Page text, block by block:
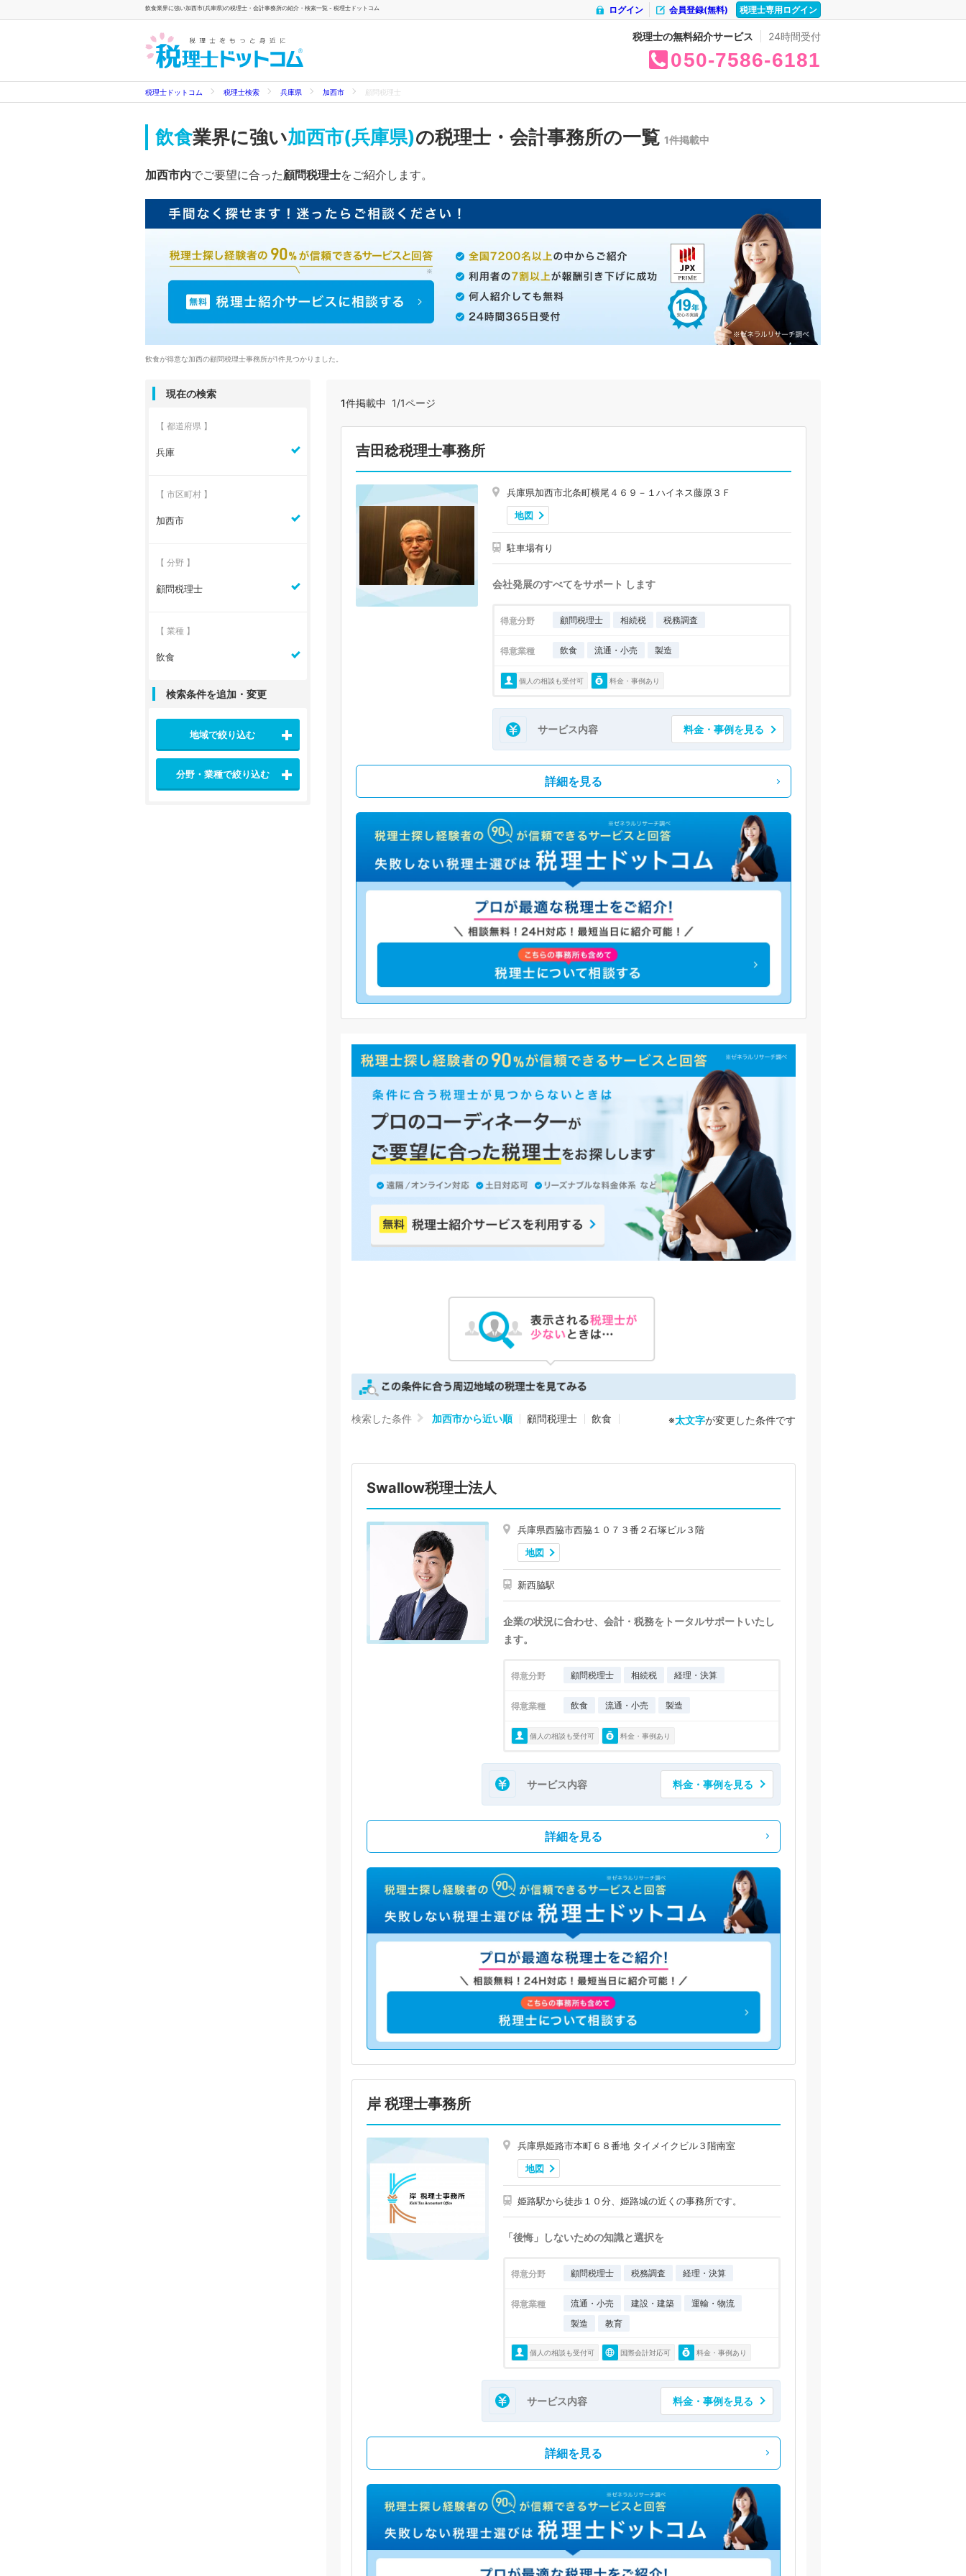
飲食業界に強い加西市(兵庫県)の税理士・会計事務所の紹介・検索一覧 - 税理士ドットコム 税理士専用ログイン
会員登録(無料)
ログイン
税理士の無料紹介サービス 24時間受付
050 7586 6181
税理士ドットコム 税理士検索 兵庫県 加西市 顧問税理士
飲食業界に強い加西市(兵庫県)の税理士・会計事務所の一覧 1件掲載中
加西市内でご要望に合った顧問税理士をご紹介します。
飲食が得意な加西の顧問税理士事務所が1件見つかりました。
1件掲載中 1/1ページ
吉田稔税理士事務所
兵庫県加西市北条町横尾４６９－１ハイネス藤原３Ｆ
地図
駐車場有り
会社発展のすべてをサポート します
得意分野 顧問税理士 相続税 税務調査
得意業種 飲食 流通・小売 製造
個人の相談も受付可 料金・事例あり
サービス内容 料金・事例を見る
詳細を見る
検索した条件 加西市から近い順 顧問税理士 飲食 ※太文字が変更した条件です
Swallow税理士法人
兵庫県西脇市西脇１０７３番２石塚ビル３階
地図
新西脇駅
企業の状況に合わせ、会計・税務をトータルサポートいたし
ます。
得意分野 顧問税理士 相続税 経理・決算
得意業種 飲食 流通・小売 製造
個人の相談も受付可 料金・事例あり
サービス内容 料金・事例を見る
詳細を見る
岸 税理士事務所
兵庫県姫路市本町６８番地 タイメイクビル３階南室
地図
姫路駅から徒歩１０分、姫路城の近くの事務所です。
「後悔」しないための知識と選択を
得意分野 顧問税理士 税務調査 経理・決算
得意業種 流通・小売 建設・建築
運輸・物流
製造
教育
個人の相談も受付可 国際会計対応可 料金・事例あり
サービス内容 料金・事例を見る
詳細を見る
現在の検索
【 都道府県 】
兵庫
【 市区町村 】
加西市
【 分野 】
顧問税理士
【 業種 】
飲食
検索条件を追加・変更
地域で絞り込む
分野・業種で絞り込む